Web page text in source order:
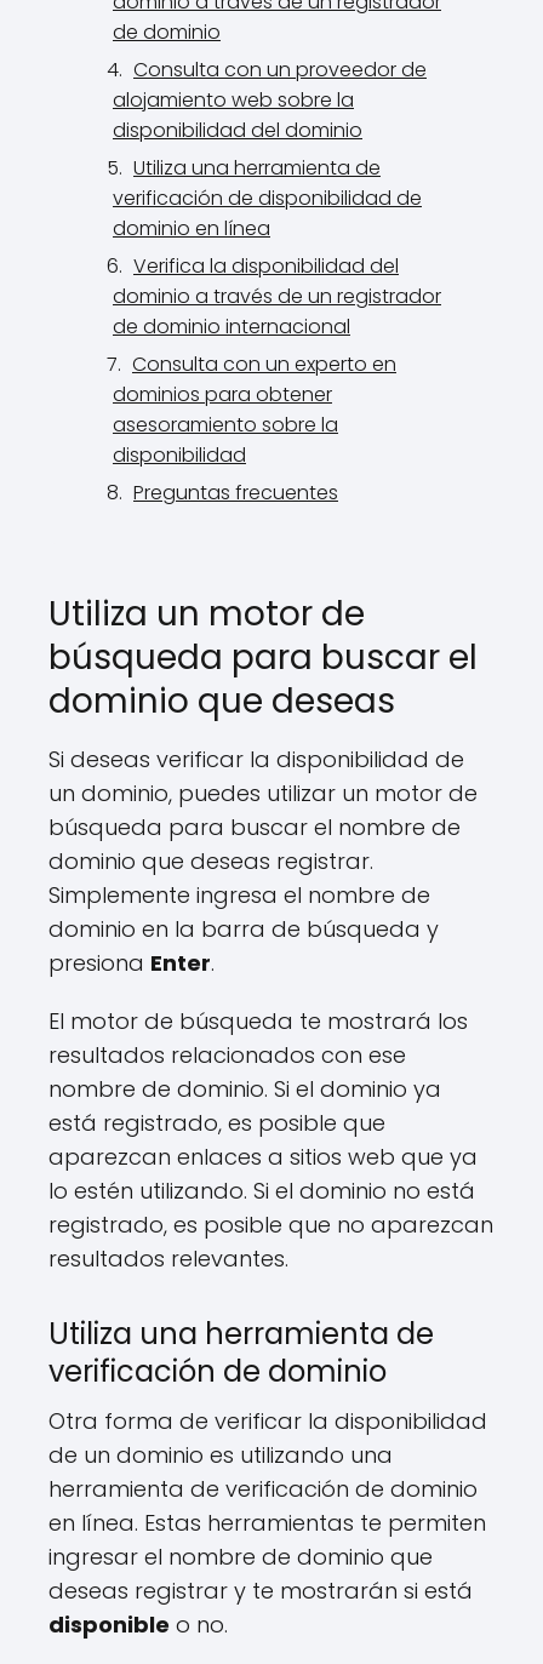
de dominio
Consulta con un proveedor de
alojamiento web sobre la
disponibilidad del dominio
Utiliza una herramienta de
verificación de disponibilidad de
dominio en línea
Verifica la disponibilidad del
dominio a través de un registrador
de dominio internacional
Consulta con un experto en
dominios para obtener
asesoramiento sobre la
disponibilidad
Preguntas frecuentes
Utiliza un motor de
búsqueda para buscar el
dominio que deseas
Si deseas verificar la disponibilidad de
un dominio, puedes utilizar un motor de
búsqueda para buscar el nombre de
dominio que deseas registrar.
Simplemente ingresa el nombre de
dominio en la barra de búsqueda y
presiona Enter.
El motor de búsqueda te mostrará los
resultados relacionados con ese
nombre de dominio. Si el dominio ya
está registrado, es posible que
aparezcan enlaces a sitios web que ya
lo estén utilizando. Si el dominio no está
registrado, es posible que no aparezcan
resultados relevantes.
Utiliza una herramienta de
verificación de dominio
Otra forma de verificar la disponibilidad
de un dominio es utilizando una
herramienta de verificación de dominio
en línea. Estas herramientas te permiten
ingresar el nombre de dominio que
deseas registrar y te mostrarán si está
disponible o no.